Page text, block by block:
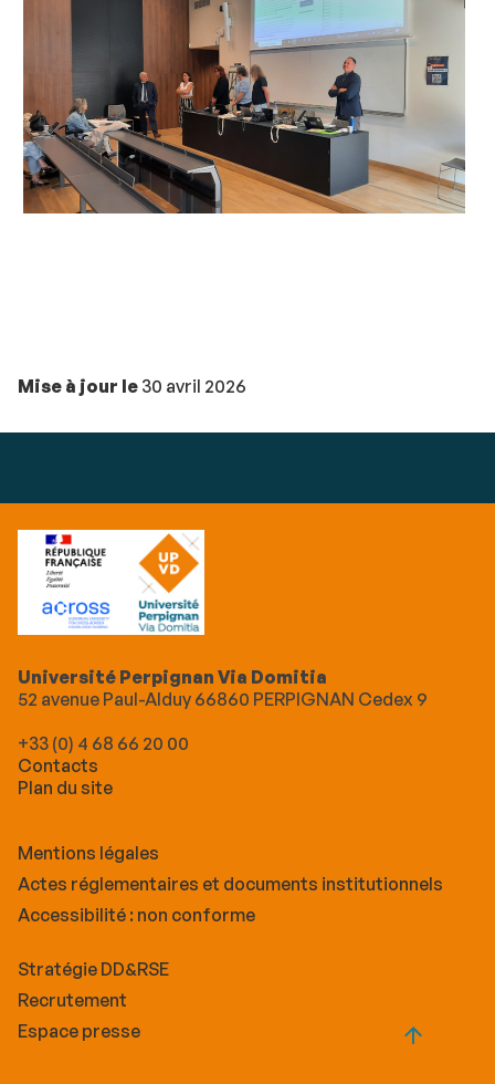
Mise à jour le 30 avril 2026
Université Perpignan Via Domitia
52 avenue Paul-Alduy 66860 PERPIGNAN Cedex 9
+33 (0) 4 68 66 20 00
Contacts
Plan du site
Mentions légales
Actes réglementaires et documents institutionnels
Accessibilité : non conforme
Stratégie DD&RSE
Recrutement
Espace presse